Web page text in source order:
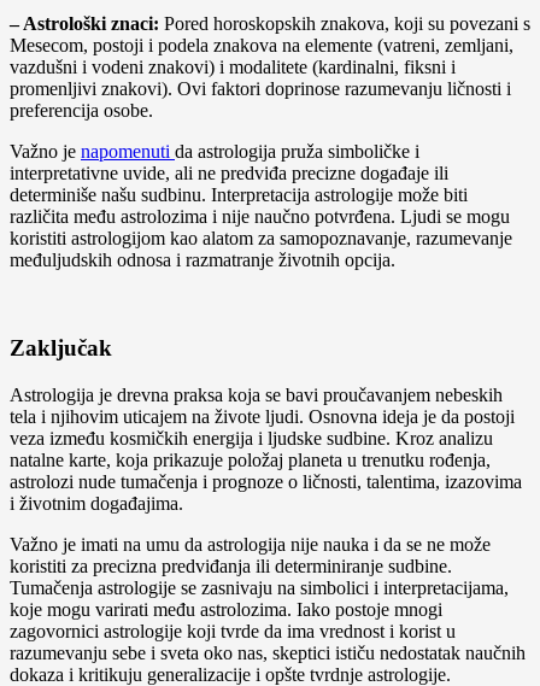
– Astrološki znaci: Pored horoskopskih znakova, koji su povezani s
Mesecom, postoji i podela znakova na elemente (vatreni, zemljani,
vazdušni i vodeni znakovi) i modalitete (kardinalni, fiksni i
promenljivi znakovi). Ovi faktori doprinose razumevanju ličnosti i
preferencija osobe.
Važno je napomenuti da astrologija pruža simboličke i
interpretativne uvide, ali ne predviđa precizne događaje ili
determiniše našu sudbinu. Interpretacija astrologije može biti
različita među astrolozima i nije naučno potvrđena. Ljudi se mogu
koristiti astrologijom kao alatom za samopoznavanje, razumevanje
međuljudskih odnosa i razmatranje životnih opcija.
Zaključak
Astrologija je drevna praksa koja se bavi proučavanjem nebeskih
tela i njihovim uticajem na živote ljudi. Osnovna ideja je da postoji
veza između kosmičkih energija i ljudske sudbine. Kroz analizu
natalne karte, koja prikazuje položaj planeta u trenutku rođenja,
astrolozi nude tumačenja i prognoze o ličnosti, talentima, izazovima
i životnim događajima.
Važno je imati na umu da astrologija nije nauka i da se ne može
koristiti za precizna predviđanja ili determiniranje sudbine.
Tumačenja astrologije se zasnivaju na simbolici i interpretacijama,
koje mogu varirati među astrolozima. Iako postoje mnogi
zagovornici astrologije koji tvrde da ima vrednost i korist u
razumevanju sebe i sveta oko nas, skeptici ističu nedostatak naučnih
dokaza i kritikuju generalizacije i opšte tvrdnje astrologije.